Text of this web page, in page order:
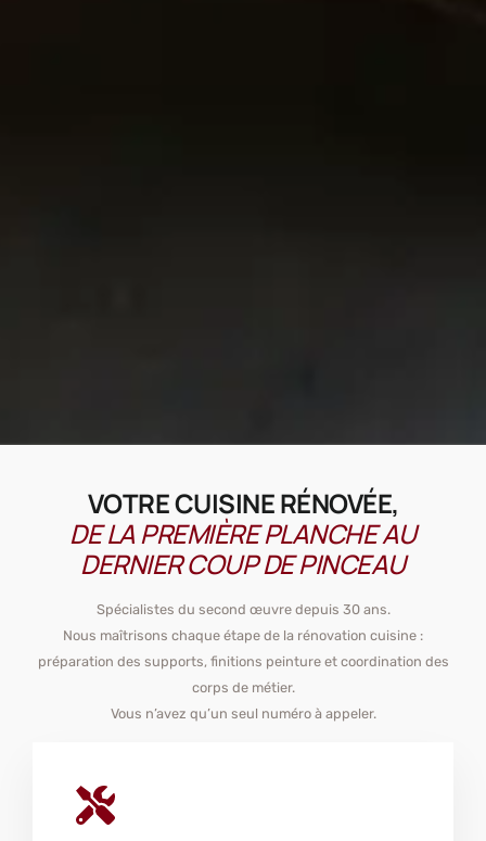
VOTRE CUISINE RÉNOVÉE,
DE LA PREMIÈRE PLANCHE AU
DERNIER COUP DE PINCEAU
Spécialistes du second œuvre depuis 30 ans.
Nous maîtrisons chaque étape de la rénovation cuisine :
préparation des supports, finitions peinture et coordination des
corps de métier.
Vous n’avez qu’un seul numéro à appeler.